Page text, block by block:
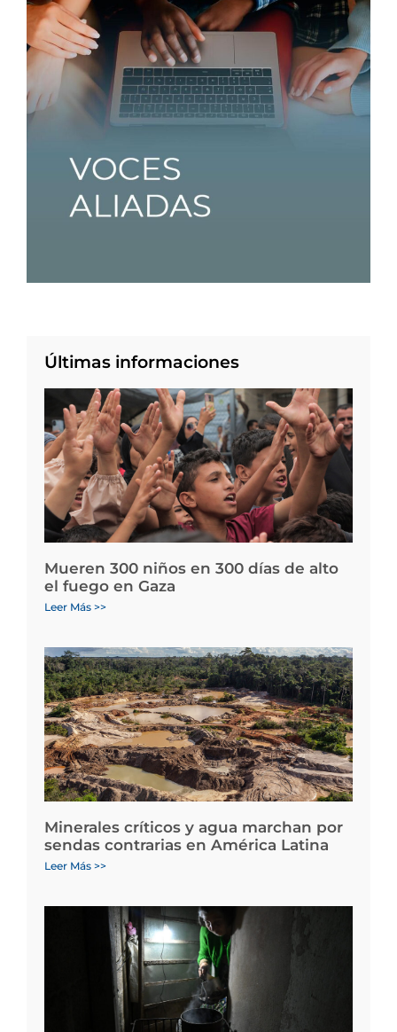
Últimas informaciones
Mueren 300 niños en 300 días de alto
el fuego en Gaza
Leer Más >>
Minerales críticos y agua marchan por
sendas contrarias en América Latina
Leer Más >>